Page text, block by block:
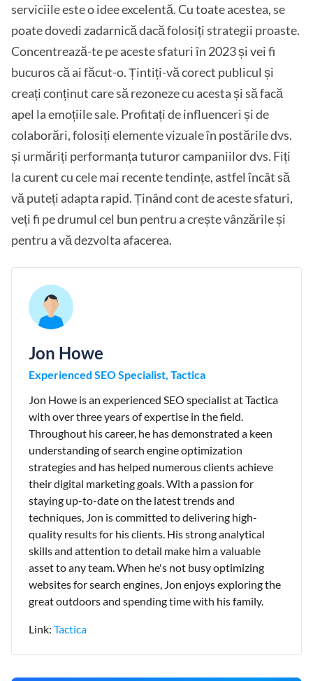
serviciile este o idee excelentă. Cu toate acestea, se
poate dovedi zadarnică dacă folosiți strategii proaste.
Concentrează-te pe aceste sfaturi în 2023 și vei fi
bucuros că ai făcut-o. Țintiți-vă corect publicul și
creați conținut care să rezoneze cu acesta și să facă
apel la emoțiile sale. Profitați de influenceri și de
colaborări, folosiți elemente vizuale în postările dvs.
și urmăriți performanța tuturor campaniilor dvs. Fiți
la curent cu cele mai recente tendințe, astfel încât să
vă puteți adapta rapid. Ținând cont de aceste sfaturi,
veți fi pe drumul cel bun pentru a crește vânzările și
pentru a vă dezvolta afacerea.
Jon Howe
Experienced SEO Specialist, Tactica
Jon Howe is an experienced SEO specialist at Tactica
with over three years of expertise in the field.
Throughout his career, he has demonstrated a keen
understanding of search engine optimization
strategies and has helped numerous clients achieve
their digital marketing goals. With a passion for
staying up-to-date on the latest trends and
techniques, Jon is committed to delivering high-
quality results for his clients. His strong analytical
skills and attention to detail make him a valuable
asset to any team. When he's not busy optimizing
websites for search engines, Jon enjoys exploring the
great outdoors and spending time with his family.
Link: Tactica